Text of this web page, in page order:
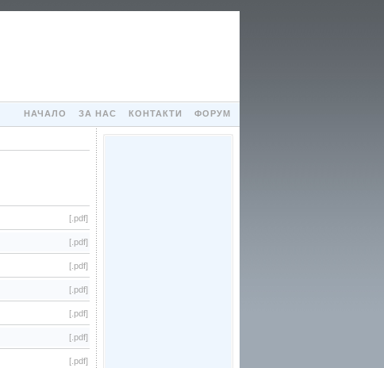
НАЧАЛО ЗА НАС КОНТАКТИ ФОРУМ
[.pdf]
[.pdf]
[.pdf]
[.pdf]
[.pdf]
[.pdf]
[.pdf]